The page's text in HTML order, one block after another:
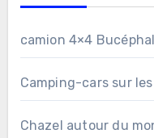
camion 4×4
Camping-cars sur
Chazel autour du